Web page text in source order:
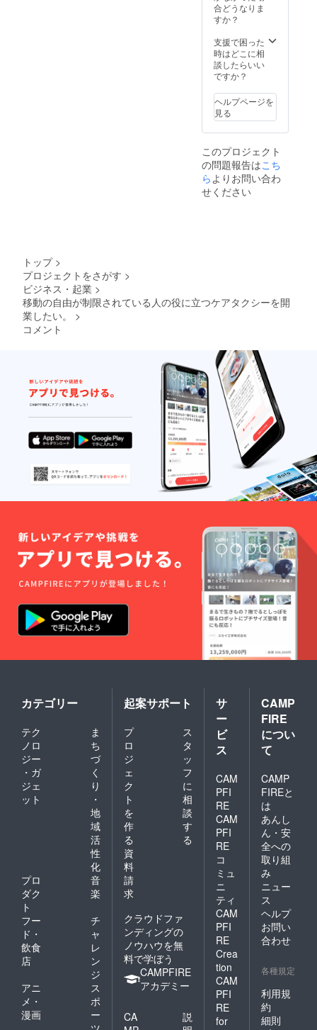
向けて
なの
ど教え
てくだ
さい。
※交通費
費等が
発生す
る場合
は別途
たしま
す。
合どうなりま
すか？
支援で困った
時はどこに相
談したらいい
ですか？
ヘルプページを
見る
このプロジェクト
の問題報告はこち
ら よりお問い合わ
せください
トップ >
プロジェクトをさがす >
ビジネス・起業 >
移動の自由が制限されている人の役に立つケアタクシーを開
業したい。
>
コメント
カテゴリー
テク
ノロ
ジー
・ガ
ジェ
ット
ま
ち
づ
く
り
・
地
域
活
性
化
プロ
ダク
ト
音
楽
フー
ド・
飲食
店
チ
ャ
レ
ン
ジ
アニ
メ・
漫画
ス
ポ
ー
起案サポート
プ
ロ
ジ
ェ
ク
ト
を
作
る
ス
タ
ッ
フ
に
相
談
す
る
資
料
請
求
クラウドファ
ンディングの
ノウハウを無
料で学ぼう
CAMPFIRE
アカデミー
CA
説
サ
ー
ビ
ス
CAM
PFI
RE
CAM
PFI
RE
コ
ミュ
ニ
ティ
CAM
PFI
RE
Crea
tion
CAM
PFI
RE
for
CAMP
FIRE
につい
て
CAMP
FIREと
は
あんし
ん・安
全への
取り組
み
ニュー
ス
ヘルプ
お問い
合わせ
各種規定
利用規
約
細則